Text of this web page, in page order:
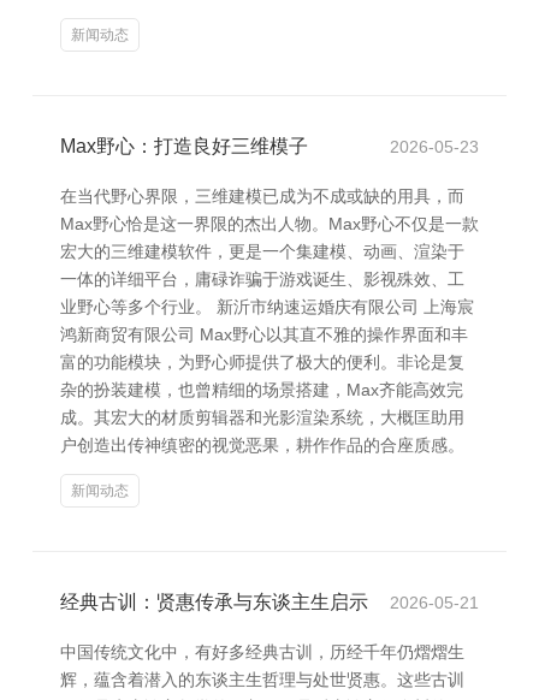
新闻动态
Max野心：打造良好三维模子 2026-05-23
在当代野心界限，三维建模已成为不成或缺的用具，而
Max野心恰是这一界限的杰出人物。Max野心不仅是一款
宏大的三维建模软件，更是一个集建模、动画、渲染于
一体的详细平台，庸碌诈骗于游戏诞生、影视殊效、工
业野心等多个行业。 新沂市纳速运婚庆有限公司 上海宸
鸿新商贸有限公司 Max野心以其直不雅的操作界面和丰
富的功能模块，为野心师提供了极大的便利。非论是复
杂的扮装建模，也曾精细的场景搭建，Max齐能高效完
成。其宏大的材质剪辑器和光影渲染系统，大概匡助用
户创造出传神缜密的视觉恶果，耕作作品的合座质感。
新闻动态
经典古训：贤惠传承与东谈主生启示 2026-05-21
中国传统文化中，有好多经典古训，历经千年仍熠熠生
辉，蕴含着潜入的东谈主生哲理与处世贤惠。这些古训